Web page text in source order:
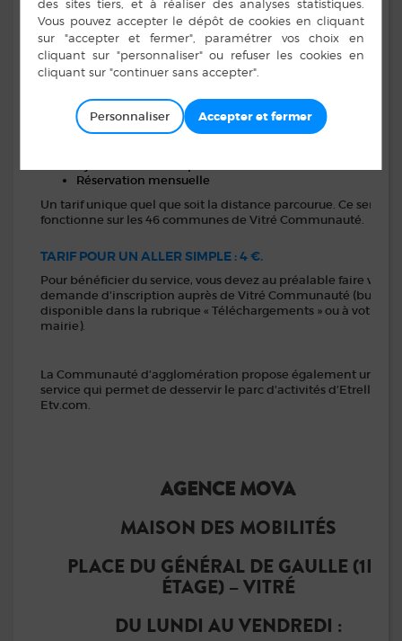
https://www.vitrecommunaute.org/medias/2018/02/
de-transport-vers-une-structure-daccueil-de-jour.pdf
https://www.vitrecommunaute.org/medias/2024/03/
Accueil-de-jour.pdf
d’accueil de jour du territoire de Vitré Communauté de
bénéficier d’un transport au départ de leur domicile.
Réservation mensuelle
Un tarif unique quel que soit la distance parcourue. Ce service
fonctionne sur les 46 communes de Vitré Communauté.
TARIF POUR UN ALLER SIMPLE : 4 €.
Pour bénéficier du service, vous devez au préalable faire votre
demande d’inscription auprès de Vitré Communauté (bulletin
disponible dans la rubrique « Téléchargements » ou à votre
mairie).
La Communauté d’agglomération propose également un
service qui permet de desservir le parc d’activités d’Etrelles :
Etv.com.
AGENCE MOVA
MAISON DES MOBILITÉS
PLACE DU GÉNÉRAL DE GAULLE (1ER
ÉTAGE) – VITRÉ
DU LUNDI AU VENDREDI :
Personnaliser